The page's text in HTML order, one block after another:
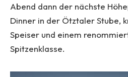
Abend dann der nächste
Dinner in der Ötztaler Stube,
Speiser und einem
Spitzenklasse.